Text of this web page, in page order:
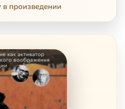
произведении